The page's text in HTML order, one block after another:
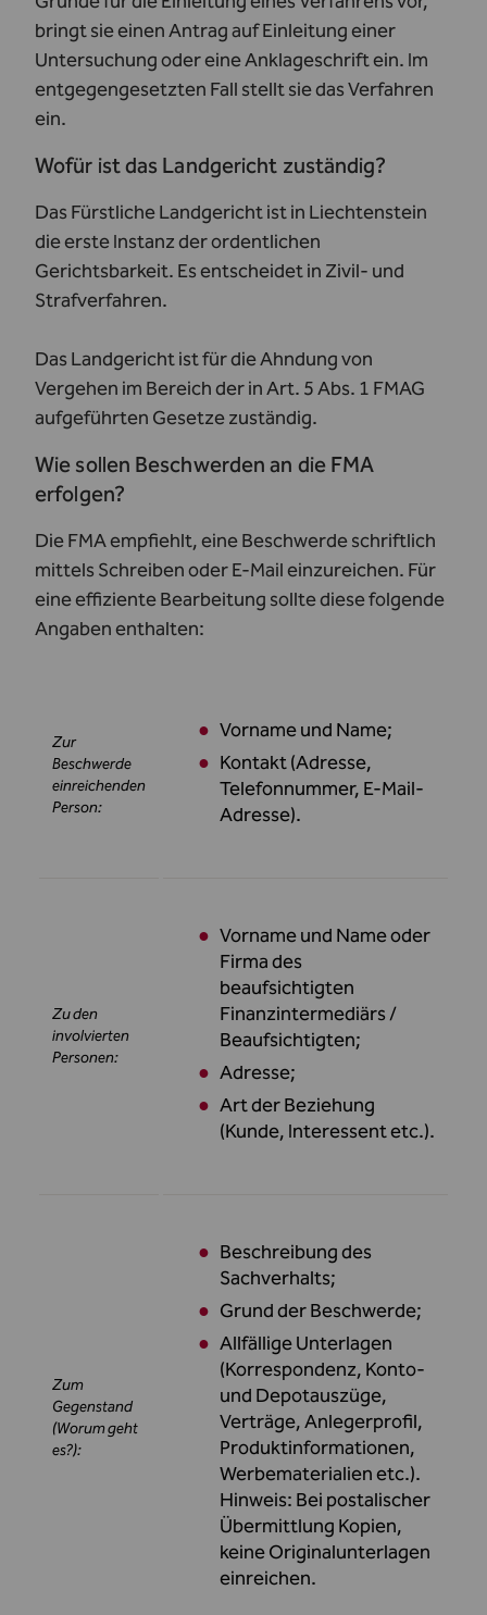
bringt sie einen Antrag auf Einleitung einer
Untersuchung oder eine Anklageschrift ein. Im
entgegengesetzten Fall stellt sie das Verfahren
ein.
Wofür ist das Landgericht zuständig?
Das FürstlicheLandgerichtist in Liechtenstein
die erste Instanz der ordentlichen
Gerichtsbarkeit. Es entscheidet in Zivil- und
Strafverfahren.
Das Landgericht ist für die Ahndung von
Vergehen im Bereich der in Art. 5 Abs. 1 FMAG
aufgeführten Gesetze zuständig.
Wie sollen Beschwerden an die FMA
erfolgen?
Die FMA empfiehlt, eine Beschwerde schriftlich
mittels Schreiben oder E-Mail einzureichen. Für
eine effiziente Bearbeitung sollte diese folgende
Angaben enthalten:
Zur
Beschwerde
einreichenden
Person:
Vorname und Name;
Kontakt (Adresse,
Telefonnummer, E-Mail-
Adresse).
Zu den
involvierten
Personen:
Vorname und Name oder
Firma des
beaufsichtigten
Finanzintermediärs /
Beaufsichtigten;
Adresse;
Art der Beziehung
(Kunde, Interessent etc.).
Zum
Gegenstand
(Worum geht
es?):
Beschreibung des
Sachverhalts;
Grund der Beschwerde;
Allfällige Unterlagen
(Korrespondenz, Konto-
und Depotauszüge,
Verträge, Anlegerprofil,
Produktinformationen,
Werbematerialien etc.).
Hinweis: Bei postalischer
Übermittlung Kopien,
keine Originalunterlagen
einreichen.